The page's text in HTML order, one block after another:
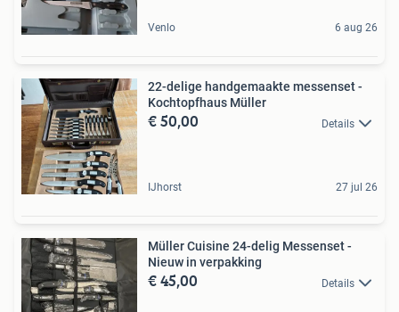
Venlo 6 aug 26
22-delige handgemaakte messenset -
Kochtopfhaus Müller
€ 50,00 Details
IJhorst 27 jul 26
Müller Cuisine 24-delig Messenset -
Nieuw in verpakking
€ 45,00 Details